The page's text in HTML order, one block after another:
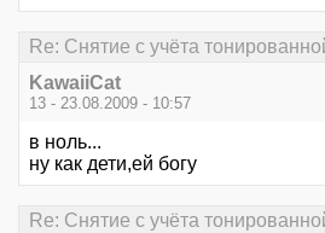
Re: Снятие с учёта
KawaiiCat
13 - 23.08.2009 - 10:57
в ноль...
ну как дети,ей богу
Re: Снятие с учёта